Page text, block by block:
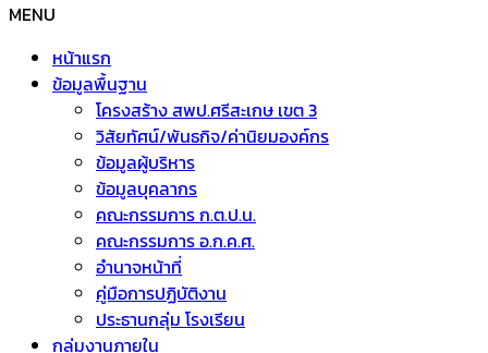
MENU
หน้าแรก
ข้อมูลพื้นฐาน
โครงสร้าง สพป.ศรีสะเกษ เขต 3
วิสัยทัศน์/พันธกิจ/ค่านิยมองค์กร
ข้อมูลผู้บริหาร
ข้อมูลบุคลากร
คณะกรรมการ ก.ต.ป.น.
คณะกรรมการ อ.ก.ค.ศ.
อำนาจหน้าที่
คู่มือการปฏิบัติงาน
ประธานกลุ่ม โรงเรียน
กลุ่มงานภายใน